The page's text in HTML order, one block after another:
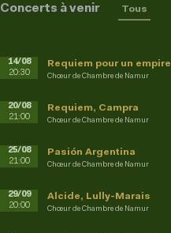
Concerts à venir Tous
Requiem pour un empire
Chœur de Chambre de Namur
14/08
20:30
Requiem, Campra
Chœur de Chambre de Namur
20/08
21:00
Pasión Argentina
Chœur de Chambre de Namur
25/08
21:00
Alcide, Lully-Marais
Chœur de Chambre de Namur
29/09
20:00